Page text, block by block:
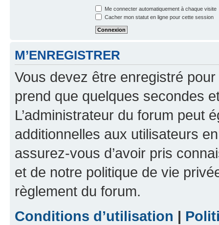
Me connecter automatiquement à chaque visite
Cacher mon statut en ligne pour cette session
M’ENREGISTRER
Vous devez être enregistré
prend que quelques secondes
L’administrateur du forum peut
additionnelles aux utilisateurs
assurez-vous d’avoir pris
et de notre politique de vie
règlement du forum.
Conditions d’utilisation |